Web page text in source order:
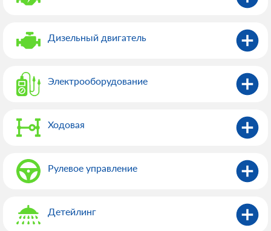
Дизельный двигатель
Электрооборудованиe
Ходовая
Рулевое управление
Детейлинг